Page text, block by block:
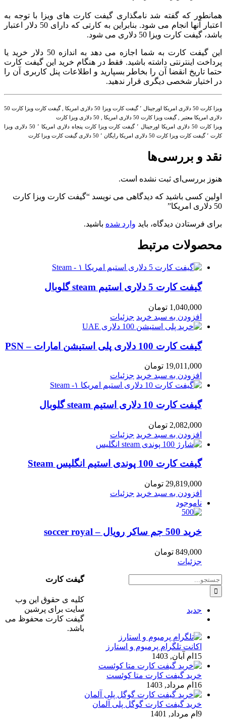
همانطور که گفته شد نامگذاری گیفت کارت های ویزا با توجه به
اعتبار آنها انجام می شود. بنابراین به کارتی که دارای 50 دلار اعتبار
باشد، گیفت کارت ویزا 50 دلاری می شود.
این گیفت کارت به شما اجازه می دهد به اندازه 50 دلار خرید یا
پرداخت اینترنتی داشته باشید. فقط در هنگام خرید این گیفت کارت
حتما تاریخ انقضا آن را بخاطر بسپارید و اطلاعات پنل کاربری آن را
در اختیار شخصی دیگری قرار ندهید.
ویزا کارت 50 دلاری امریکا اورجینال ٬ گیفت کارت ویزا 50 دلاری امریکا , گیفت کارت ویزا کارت 50
دلاری امریکا معتبر , گیفت ویزا کارت 50 دلاری امریکا , 50 دلاری ویزا کارت
ویزا کارت 50 دلاری امریکا اورجینال ٬ گیفت کارت ویزا کارت پنجاه دلاری امریکا ٬ 50 دلاری ویزا
کارت ٬ گیفت کارت ویزا کارت 50 دلاری امریکا رایگان ٬ 50 دلاری گیفت کارت ویزا کارت
نقد و بررسی‌ها
هنوز بررسی‌ای ثبت نشده است.
اولین کسی باشید که دیدگاهی می نویسد “گیفت کارت ویزا کارت
50 دلاری امریکا”
برای فرستادن دیدگاه، باید وارد شده باشید.
محصولات مرتبط
گیفت کارت 5 دلاری استیم steam گلوبال
1,040,000 تومان
افزودن به سبد خرید جزئیات
گیفت کارت 100 دلاری پلی استیشن امارات – PSN
19,011,000 تومان
افزودن به سبد خرید جزئیات
گیفت کارت 10 دلاری استیم steam گلوبال
2,082,000 تومان
افزودن به سبد خرید جزئیات
گیفت کارت 100 پوندی استیم انگلیس Steam
29,819,000 تومان
افزودن به سبد خرید جزئیات
ناموجود
خرید 500 جم ساکر رویال – soccer royal
849,000 تومان
جزئیات
جستجو
برای:
جدید
اکانت تلگرام پرمیوم و استارز
15ام آبان, 1403
خرید گیفت کارت متا کوئست
16ام مرداد, 1403
خرید گیفت کارت گوگل پلی آلمان
9ام مرداد, 1401
گیفت کارت
کلیه ی حقوق این وب
سایت برای پرشین
گیفت کارت محفوظ می
باشد.